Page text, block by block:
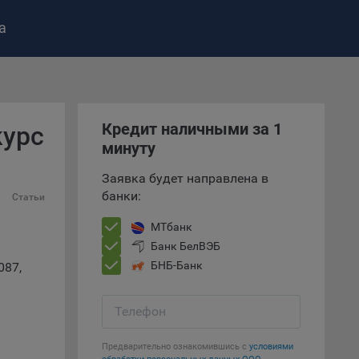
–
Статьи
Кредит наличными за 1
минуту
Заявка будет направлена в
банки:
МТбанк
Банк БелВЭБ
БНБ-Банк
Телефон
Предварительно ознакомившись с условиями